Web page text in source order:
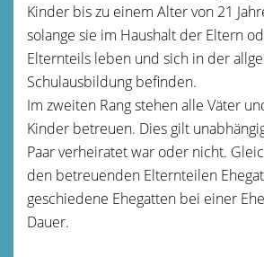
Kinder bis zu einem Alter von 21
solange sie im Haushalt der Eltern
Elternteils leben und sich in der
Schulausbildung befinden.
Im zweiten Rang stehen alle Väter
Kinder betreuen. Dies gilt
Paar verheiratet war oder nicht.
den betreuenden Elternteilen
geschiedene Ehegatten bei einer
Dauer.